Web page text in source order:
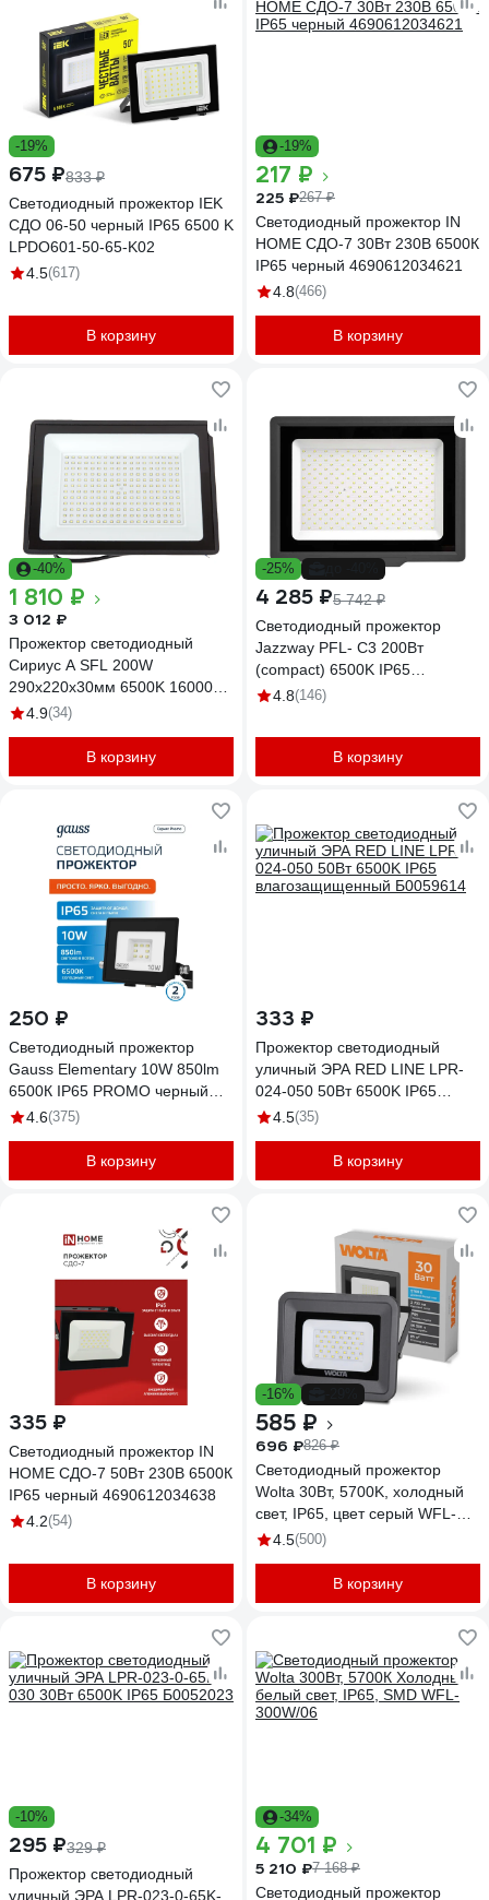
-19%
675 ₽833 ₽
Светодиодный прожектор IEK
СДО 06-50 черный IP65 6500 K
LPDO601-50-65-K02
4.5(617)
В корзину
-19%
217 ₽
225 ₽267 ₽
Светодиодный прожектор IN
HOME СДО-7 30Вт 230В 6500К
IP65 черный 4690612034621
4.8(466)
В корзину
-40%
1 810 ₽
3 012 ₽
Прожектор светодиодный
Сириус А SFL 200W
290x220x30мм 6500K 16000Лм
IP65 СириусА SFL-200W-B-
4.9(34)
В корзину
-25%
4 285 ₽5 742 ₽
Светодиодный прожектор
Jazzway PFL- C3 200Вт
(compact) 6500K IP65
закаленное прозрачное стекло
4.8(146)
В корзину
250 ₽
Светодиодный прожектор
Gauss Elementary 10W 850lm
6500К IP65 PROMO черный
613100310P
4.6(375)
В корзину
333 ₽
Прожектор светодиодный
уличный ЭРА RED LINE LPR-
024-050 50Вт 6500K IP65
влагозащищенный Б0059614
4.5(35)
В корзину
335 ₽
Светодиодный прожектор IN
HOME СДО-7 50Вт 230В 6500К
IP65 черный 4690612034638
4.2(54)
В корзину
-16%
585 ₽
696 ₽826 ₽
Светодиодный прожектор
Wolta 30Вт, 5700K, холодный
свет, IP65, цвет серый WFL-
30W/06
4.5(500)
В корзину
-10%
295 ₽329 ₽
Прожектор светодиодный
уличный ЭРА LPR-023-0-65K-
-34%
4 701 ₽
5 210 ₽7 168 ₽
Светодиодный прожектор